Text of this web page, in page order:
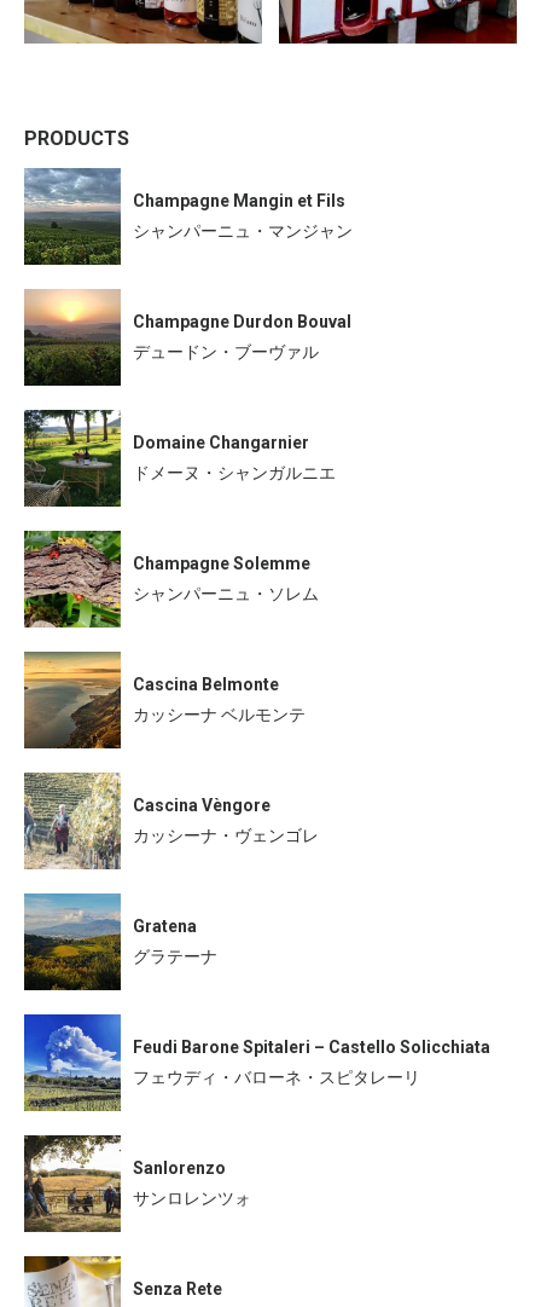
PRODUCTS
Champagne Mangin et Fils
シャンパーニュ・マンジャン
Champagne Durdon Bouval
デュードン・ブーヴァル
Domaine Changarnier
ドメーヌ・シャンガルニエ
Champagne Solemme
シャンパーニュ・ソレム
Cascina Belmonte
カッシーナ ベルモンテ
Cascina Vèngore
カッシーナ・ヴェンゴレ
Gratena
グラテーナ
Feudi Barone Spitaleri – Castello Solicchiata
フェウディ・バローネ・スピタレーリ
Sanlorenzo
サンロレンツォ
Senza Rete